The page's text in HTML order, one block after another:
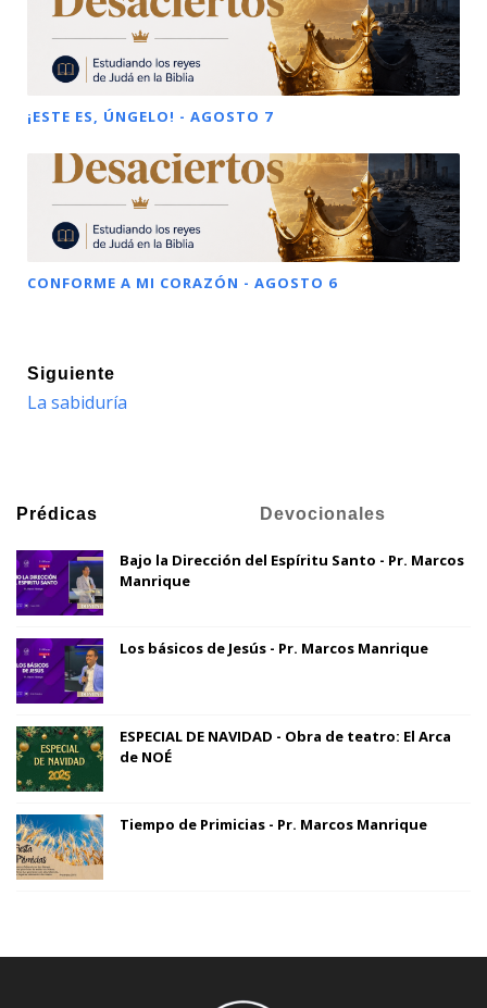
¡ESTE ES, ÚNGELO! - AGOSTO 7
CONFORME A MI CORAZÓN - AGOSTO 6
Siguiente
La sabiduría
Prédicas Devocionales
Bajo la Dirección del Espíritu Santo - Pr. Marcos
Manrique
Los básicos de Jesús - Pr. Marcos Manrique
ESPECIAL DE NAVIDAD - Obra de teatro: El Arca
de NOÉ
Tiempo de Primicias - Pr. Marcos Manrique